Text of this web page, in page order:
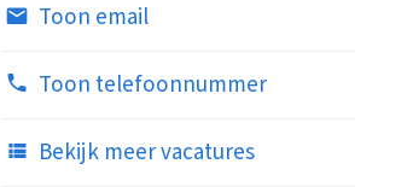
Toon email
Toon telefoonnummer
Bekijk meer vacatures